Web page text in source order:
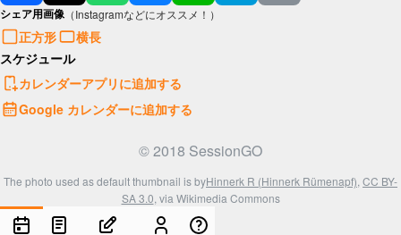
シェア用画像 （Instagramなどにオススメ！）
正方形
横長
スケジュール
カレンダーアプリに追加する
Google カレンダーに追加する
© 2018 SessionGO
The photo used as default thumbnail is byHinnerk R (Hinnerk Rümenapf), CC BY-
SA 3.0, via Wikimedia Commons